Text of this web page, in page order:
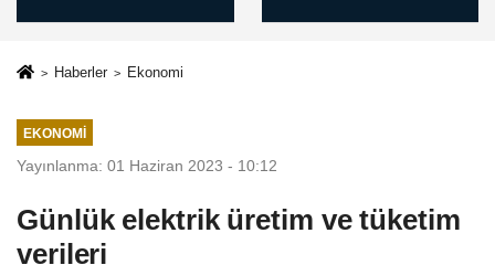
depremler
Haberler Ekonomi
EKONOMI
Yayınlanma: 01 Haziran 2023 - 10:12
Günlük elektrik üretim ve tüketim
verileri